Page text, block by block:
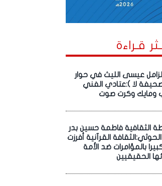
قـراءة
عيسى الليث في حوار
لا ):عتادي الفني
ومايك وكرت صوت
الثقافية فاطمة حسين بدر
الحوثي:الثقافة القرآنية أفرزت
بالمؤامرات ضد الأمة
الحقيقيين